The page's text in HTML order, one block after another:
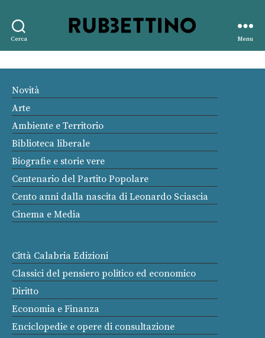
Cerca
editore
Menu
Novità
Arte
Ambiente e Territorio
Biblioteca liberale
Biografie e storie vere
Centenario del Partito Popolare
Cento anni dalla nascita di Leonardo Sciascia
Cinema e Media
Città Calabria Edizioni
Classici del pensiero politico ed economico
Diritto
Economia e Finanza
Enciclopedie e opere di consultazione